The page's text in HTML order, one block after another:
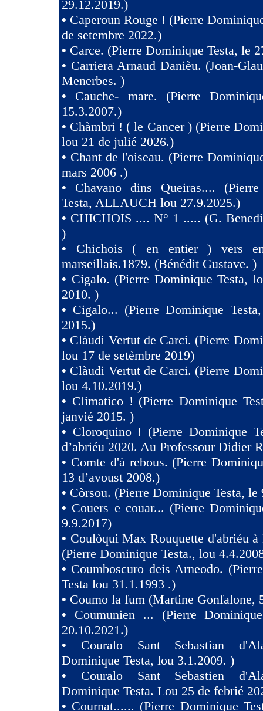
29.12.2019.)
• Caperoun Rouge ! (Pierre
de setembre 2022.)
• Carce. (Pierre Dominique Testa, le
• Carriera Arnaud Danièu. (Joan-
Menerbes. )
• Cauche- mare. (Pierre
15.3.2007.)
• Chàmbri ! ( le Cancer ) (Pierre
lou 21 de julié 2026.)
• Chant de l'oiseau. (Pierre
mars 2006 .)
• Chavano dins Queiras....
Testa, ALLAUCH lou 27.9.2025.)
• CHICHOIS .... N° 1 ..... (G.
)
• Chichois ( en entier ) vers
marseillais.1879. (Bénédit Gustave. )
• Cigalo. (Pierre Dominique Testa,
2010. )
• Cigalo... (Pierre Dominique
2015.)
• Clàudi Vertut de Carci. (Pierre
lou 17 de setèmbre 2019)
• Clàudi Vertut de Carci. (Pierre
lou 4.10.2019.)
• Climatico ! (Pierre Dominique
janvié 2015. )
• Cloroquino ! (Pierre Dominique
d’abriéu 2020. Au Professour Didier
• Comte d'à rebous. (Pierre
13 d’avoust 2008.)
• Còrsou. (Pierre Dominique Testa, le
• Couers e couar... (Pierre
9.9.2017)
• Coulòqui Max Rouquette d'abriéu
(Pierre Dominique Testa., lou
• Coumboscuro deis Arneodo.
Testa lou 31.1.1993 .)
• Coumo la fum (Martine Gonfalone,
• Coumunien ... (Pierre
20.10.2021.)
• Couralo Sant Sebastian
Dominique Testa, lou 3.1.2009. )
• Couralo Sant Sebastien
Dominique Testa. Lou 25 de febrié
• Cournat...... (Pierre Dominique